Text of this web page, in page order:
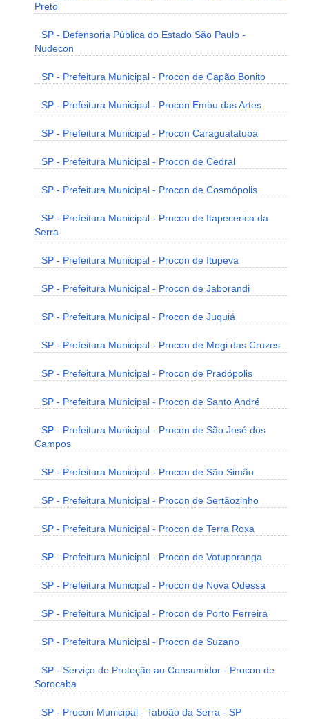
Preto
SP - Defensoria Pública do Estado São Paulo -
Nudecon
SP - Prefeitura Municipal - Procon de Capão Bonito
SP - Prefeitura Municipal - Procon Embu das Artes
SP - Prefeitura Municipal - Procon Caraguatatuba
SP - Prefeitura Municipal - Procon de Cedral
SP - Prefeitura Municipal - Procon de Cosmópolis
SP - Prefeitura Municipal - Procon de Itapecerica da
Serra
SP - Prefeitura Municipal - Procon de Itupeva
SP - Prefeitura Municipal - Procon de Jaborandi
SP - Prefeitura Municipal - Procon de Juquiá
SP - Prefeitura Municipal - Procon de Mogi das Cruzes
SP - Prefeitura Municipal - Procon de Pradópolis
SP - Prefeitura Municipal - Procon de Santo André
SP - Prefeitura Municipal - Procon de São José dos
Campos
SP - Prefeitura Municipal - Procon de São Simão
SP - Prefeitura Municipal - Procon de Sertãozinho
SP - Prefeitura Municipal - Procon de Terra Roxa
SP - Prefeitura Municipal - Procon de Votuporanga
SP - Prefeitura Municipal - Procon de Nova Odessa
SP - Prefeitura Municipal - Procon de Porto Ferreira
SP - Prefeitura Municipal - Procon de Suzano
SP - Serviço de Proteção ao Consumidor - Procon de
Sorocaba
SP - Procon Municipal - Taboão da Serra - SP